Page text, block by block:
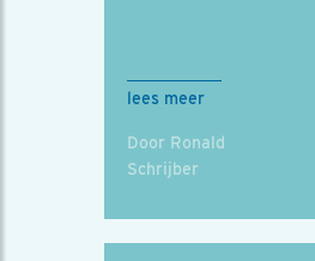
lees meer
Door Ronald
Schrijber